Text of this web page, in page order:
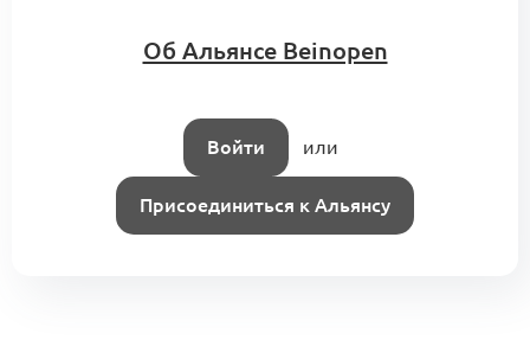
Об Альянсе Beinopen
Войти или
Присоединиться к Альянсу